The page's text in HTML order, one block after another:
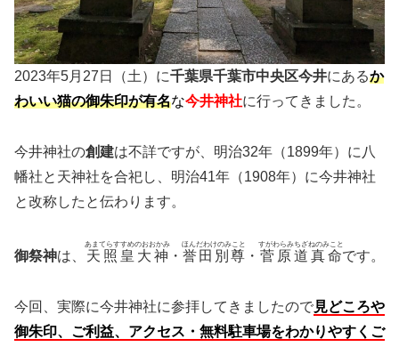
2023年5月27日（土）に千葉県千葉市中央区今井にあるか
わいい猫の御朱印が有名な今井神社に行ってきました。
今井神社の創建は不詳ですが、明治32年（1899年）に八
幡社と天神社を合祀し、明治41年（1908年）に今井神社
と改称したと伝わります。
御祭神は、 天照皇大神
あまてらすすめのおおかみ
・ 誉田別尊
ほんだわけのみこと
・ 菅原道真命
すがわらみちざねのみこと
です。
今回、実際に今井神社に参拝してきましたので見どころや
御朱印、ご利益、アクセス・無料駐車場をわかりやすくご